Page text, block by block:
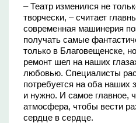
– Театр изменился не
творчески, – считает
современная машинерия
получать самые
только в Благовещенске,
ремонт шел на наших
любовью. Специалисты
потребуется на оба наших
и нужно. И самое главное,
атмосфера, чтобы вести
сердце в сердце.